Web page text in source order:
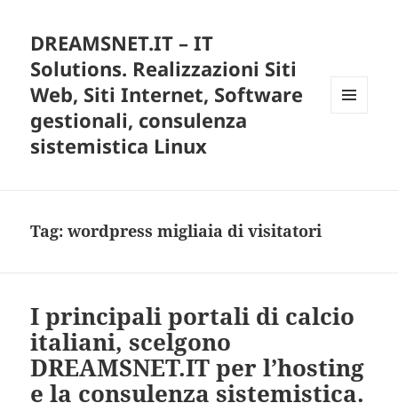
DREAMSNET.IT – IT
Solutions. Realizzazioni Siti
Web, Siti Internet, Software
gestionali, consulenza
sistemistica Linux
Tag:wordpress migliaia di visitatori
I principali portali di calcio
italiani, scelgono
DREAMSNET.IT per l’hosting
e la consulenza sistemistica.